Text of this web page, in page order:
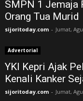
SMPN 1 Jemaja
Orang Tua Murid ‎
sijoritoday.com - Jumat,
Advertorial
YKI Kepri Ajak
Kenali Kanker
sijoritoday.com - Jumat,